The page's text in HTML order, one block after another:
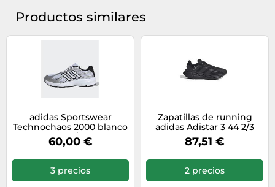
Productos similares
adidas Sportswear
Technochaos 2000 blanco
43 1/3
60,00 €
3 precios
Zapatillas de running
adidas Adistar 3 44 2/3
Male
87,51 €
2 precios